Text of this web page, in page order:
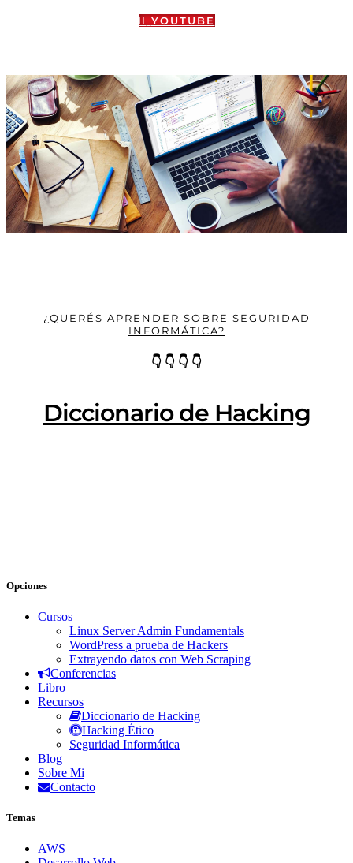
YOUTUBE
¿QUERÉS APRENDER SOBRE SEGURIDAD
INFORMÁTICA?
👇 👇 👇 👇
Diccionario de Hacking
Opciones
Cursos
Linux Server Admin Fundamentals
WordPress a prueba de Hackers
Extrayendo datos con Web Scraping
Conferencias
Libro
Recursos
Diccionario de Hacking
Hacking Ético
Seguridad Informática
Blog
Sobre Mi
Contacto
Temas
AWS